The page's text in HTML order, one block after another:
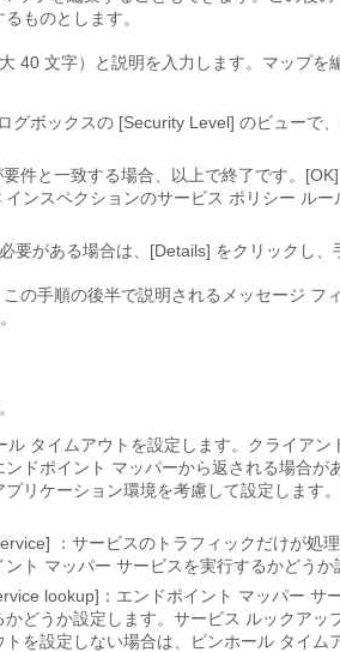
ものとします。
40 文字）と説明を入力します。マップを
グボックスの [Security Level] のビューで
件と一致する場合、以上で終了です。[OK]
ンスペクションのサービス ポリシー ルー
要がある場合は、[Details] をクリックし、
の手順の後半で説明されるメッセージ フ
ル タイムアウトを設定します。クライアン
ドポイント マッパーから返される場合が
リケーション環境を考慮して設定します
：サービスのトラフィックだけが処
ト マッパー サービスを実行するかどうか
lookup]：エンドポイント マッパー サ
どうか設定します。サービス ルックアッ
を設定しない場合は、ピンホール タイム